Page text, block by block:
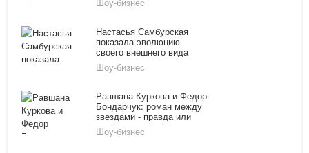
Настасья Самбурская
показала эволюцию
своего внешнего вида
Шоу-бизнес
Равшана Куркова и Федор
Бондарчук: роман между
звездами - правда или
вымысел журналистов?
Шоу-бизнес